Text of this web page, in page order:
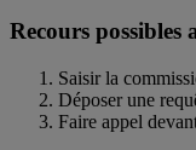
Recours possibles
Saisir la
Déposer une
Faire appel